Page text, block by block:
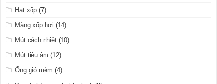
Hạt xốp (7)
Màng xốp hơi (14)
Mút cách nhiệt (10)
Mút tiêu âm (12)
Ống gió mềm (4)